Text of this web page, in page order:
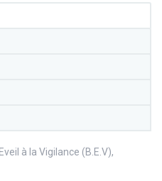
à la Vigilance (B.E.V),